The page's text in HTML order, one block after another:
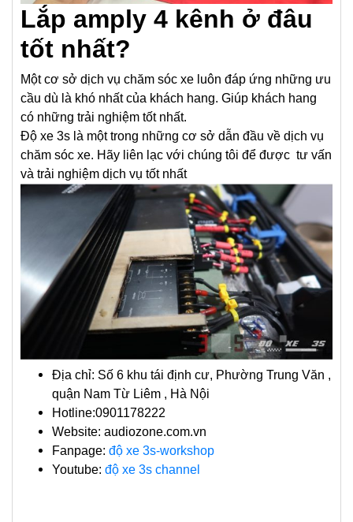
Lắp amply 4 kênh ở đâu
tốt nhất?
Một cơ sở dịch vụ chăm sóc xe luôn đáp ứng những ưu
cầu dù là khó nhất của khách hang. Giúp khách hang
có những trải nghiệm tốt nhất.
Độ xe 3s là một trong những cơ sở dẫn đầu về dịch vụ
chăm sóc xe. Hãy liên lạc với chúng tôi để được tư vấn
và trải nghiệm dịch vụ tốt nhất
Địa chỉ: Số 6 khu tái định cư, Phường Trung Văn ,
quận Nam Từ Liêm , Hà Nội
Hotline:0901178222
Website: audiozone.com.vn
Fanpage: độ xe 3s-workshop
Youtube: độ xe 3s channel